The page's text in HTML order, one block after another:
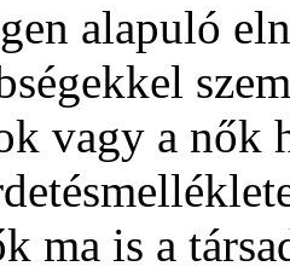
alapuló
vagy a nők
ma is a